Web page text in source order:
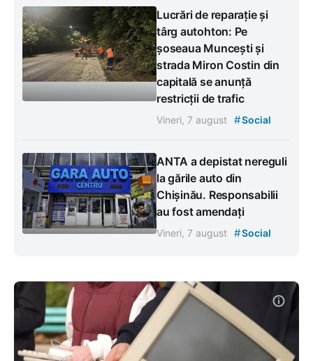
Lucrări de reparație și
târg autohton: Pe
șoseaua Muncești și
strada Miron Costin din
capitală se anunță
restricții de trafic
Vineri, 7 august #Social
ANTA a depistat nereguli
la gările auto din
Chișinău. Responsabilii
au fost amendați
Vineri, 7 august #Social